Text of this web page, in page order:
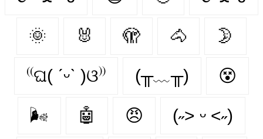
🌞 🐰 🫣 🐴 🌛
⁽⁽ଘ( ˊᵕˋ )ଓ⁾⁾ (╥﹏╥) 😵‍
🌬 🤖 😠 (˶˃ ᵕ ˂˶)